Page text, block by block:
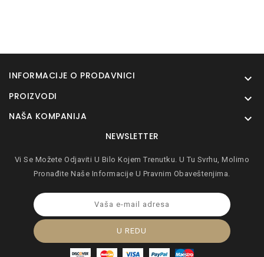
INFORMACIJE O PRODAVNICI 
PROIZVODI 
NAŠA KOMPANIJA 
NEWSLETTER
Vi Se Možete Odjaviti U Bilo Kojem Trenutku. U Tu Svrhu, Molimo
Pronađite Naše Informacije U Pravnim Obaveštenjima.